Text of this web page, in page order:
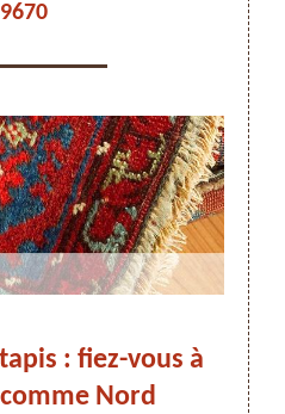
: fiez-vous à
Nord